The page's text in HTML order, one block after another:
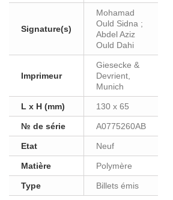
Signature(s)
Mohamad
Ould Sidna ;
Abdel Aziz
Ould Dahi
Imprimeur
Giesecke &
Devrient,
Munich
L x H (mm) 130 x 65
№ de série A0775260AB
Etat Neuf
Matière Polymère
Type Billets émis